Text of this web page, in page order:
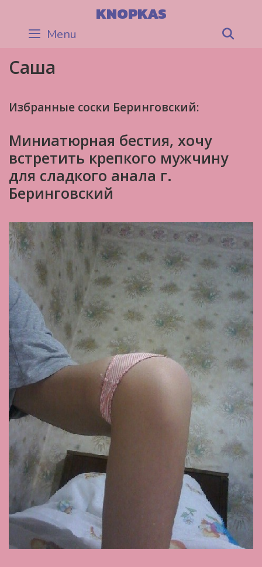
content
KNOPKAS
Menu
Саша
Избранные соски Беринговский:
Миниатюрная бестия, хочу
встретить крепкого мужчину
для сладкого анала г.
Беринговский